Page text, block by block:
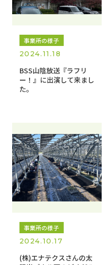
事業所の様子
2024.11.18
BSS山陰放送『ラフリ
ー！』に出演して来まし
た。
事業所の様子
2024.10.17
(株)エナテクスさんの太